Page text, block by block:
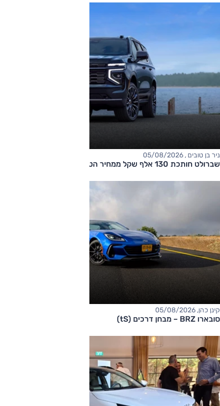
ניר בן טובים , 05/08/2026
שברולט חותכת 130 אלף שקל ממחיר הטאהו
קינן כהן, 05/08/2026
סובארו BRZ – מבחן דרכים (tS)